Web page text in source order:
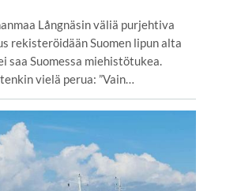
Långnäsin väliä purjehtiva
rekisteröidään Suomen lipun alta
saa Suomessa miehistötukea.
vielä perua: ”Vain…